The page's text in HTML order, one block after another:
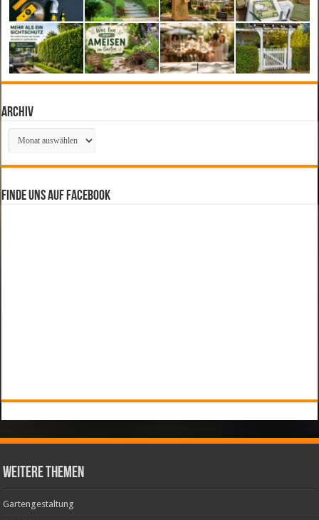
Archiv
Archiv
Finde uns auf Facebook
weitere Themen
Gartengestaltung